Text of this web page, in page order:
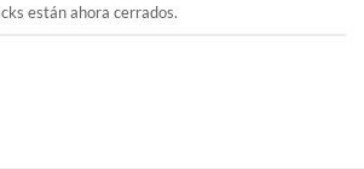
están ahora cerrados.